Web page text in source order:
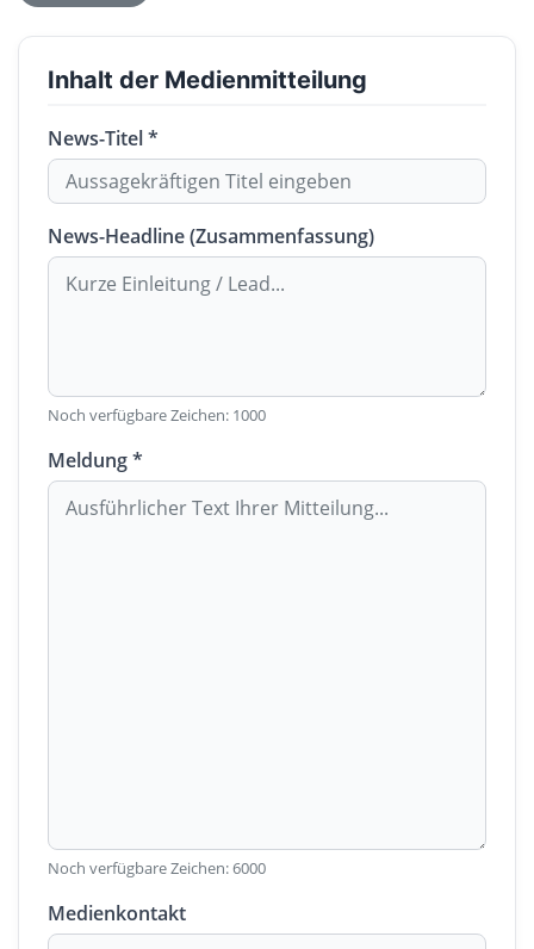
Inhalt der Medienmitteilung
News-Titel *
News-Headline (Zusammenfassung)
Noch verfügbare Zeichen: 1000
Meldung *
Noch verfügbare Zeichen:6000
Medienkontakt